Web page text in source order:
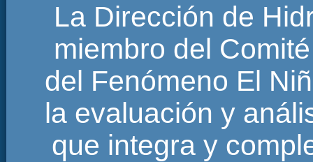
La Dirección de
miembro del
del Fenómeno El
la evaluación y
que integra y